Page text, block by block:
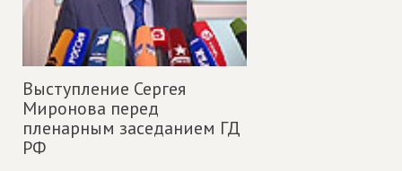
Выступление Сергея
Миронова перед
пленарным заседанием ГД
РФ